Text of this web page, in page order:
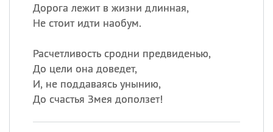
Дорога лежит в жизни длинная,
Не стоит идти наобум.
Расчетливость сродни предвиденью,
До цели она доведет,
И, не поддаваясь унынию,
До счастья Змея доползет!